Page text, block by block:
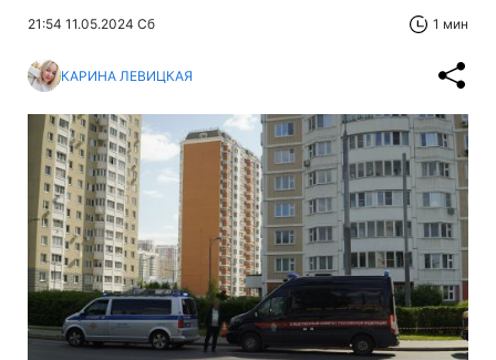
21:54 11.05.2024 Сб 1 мин
КАРИНА ЛЕВИЦКАЯ